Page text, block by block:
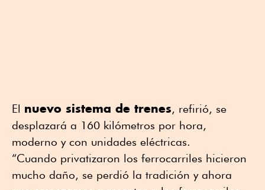
El nuevo sistema de trenes, refirió, se
desplazará a 160 kilómetros por hora,
moderno y con unidades eléctricas.
“Cuando privatizaron los ferrocarriles hicieron
mucho daño, se perdió la tradición y ahora